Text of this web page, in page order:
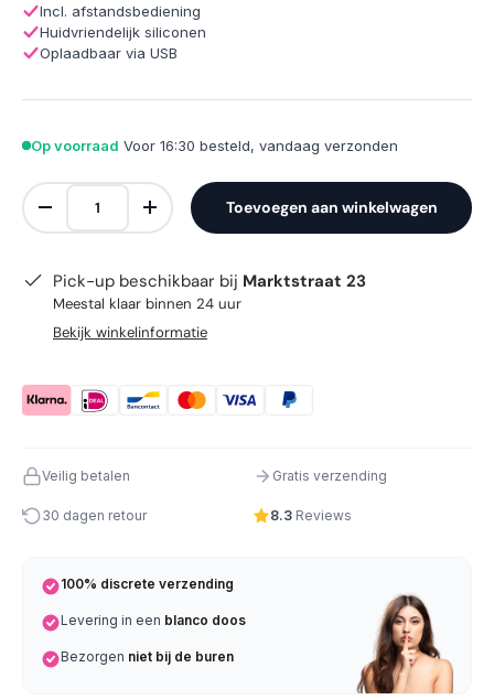
Incl. afstandsbediening
Huidvriendelijk siliconen
Oplaadbaar via USB
Op voorraad Voor 16:30 besteld, vandaag verzonden
Aantal
Verlaag de hoeveelheidVerhoog de hoeveelheid
Toevoegen aan winkelwagen
Pick-up beschikbaar bij Marktstraat 23
Meestal klaar binnen 24 uur
Bekijk winkelinformatie
Veilig betalen Gratis verzending
30 dagen retour 8.3 Reviews
100% discrete verzending
Levering in een blanco doos
Bezorgen niet bij de buren